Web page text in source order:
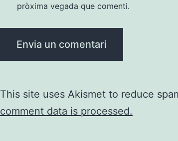
pròxima vegada que comenti.
This site uses Akismet to reduce
comment data is processed.